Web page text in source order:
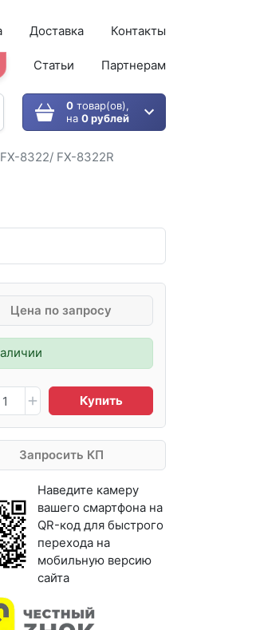
Доставка Контакты
Статьи Партнерам
0товар(ов),
на 0 рублей
8322/ FX-8322R
Цена по запросу
Купить
Запросить КП
Наведите камеру
вашего смартфона на
QR-код для быстрого
перехода на
мобильную версию
сайта